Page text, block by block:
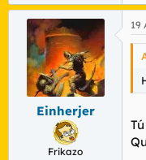
Einherjer
Frikazo
19